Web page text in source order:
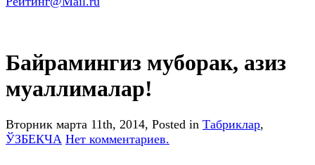
Байрамингиз муборак, азиз
муаллималар!
Вторник марта 11th, 2014, Posted in Табриклар,
ЎЗБЕКЧА Нет комментариев.